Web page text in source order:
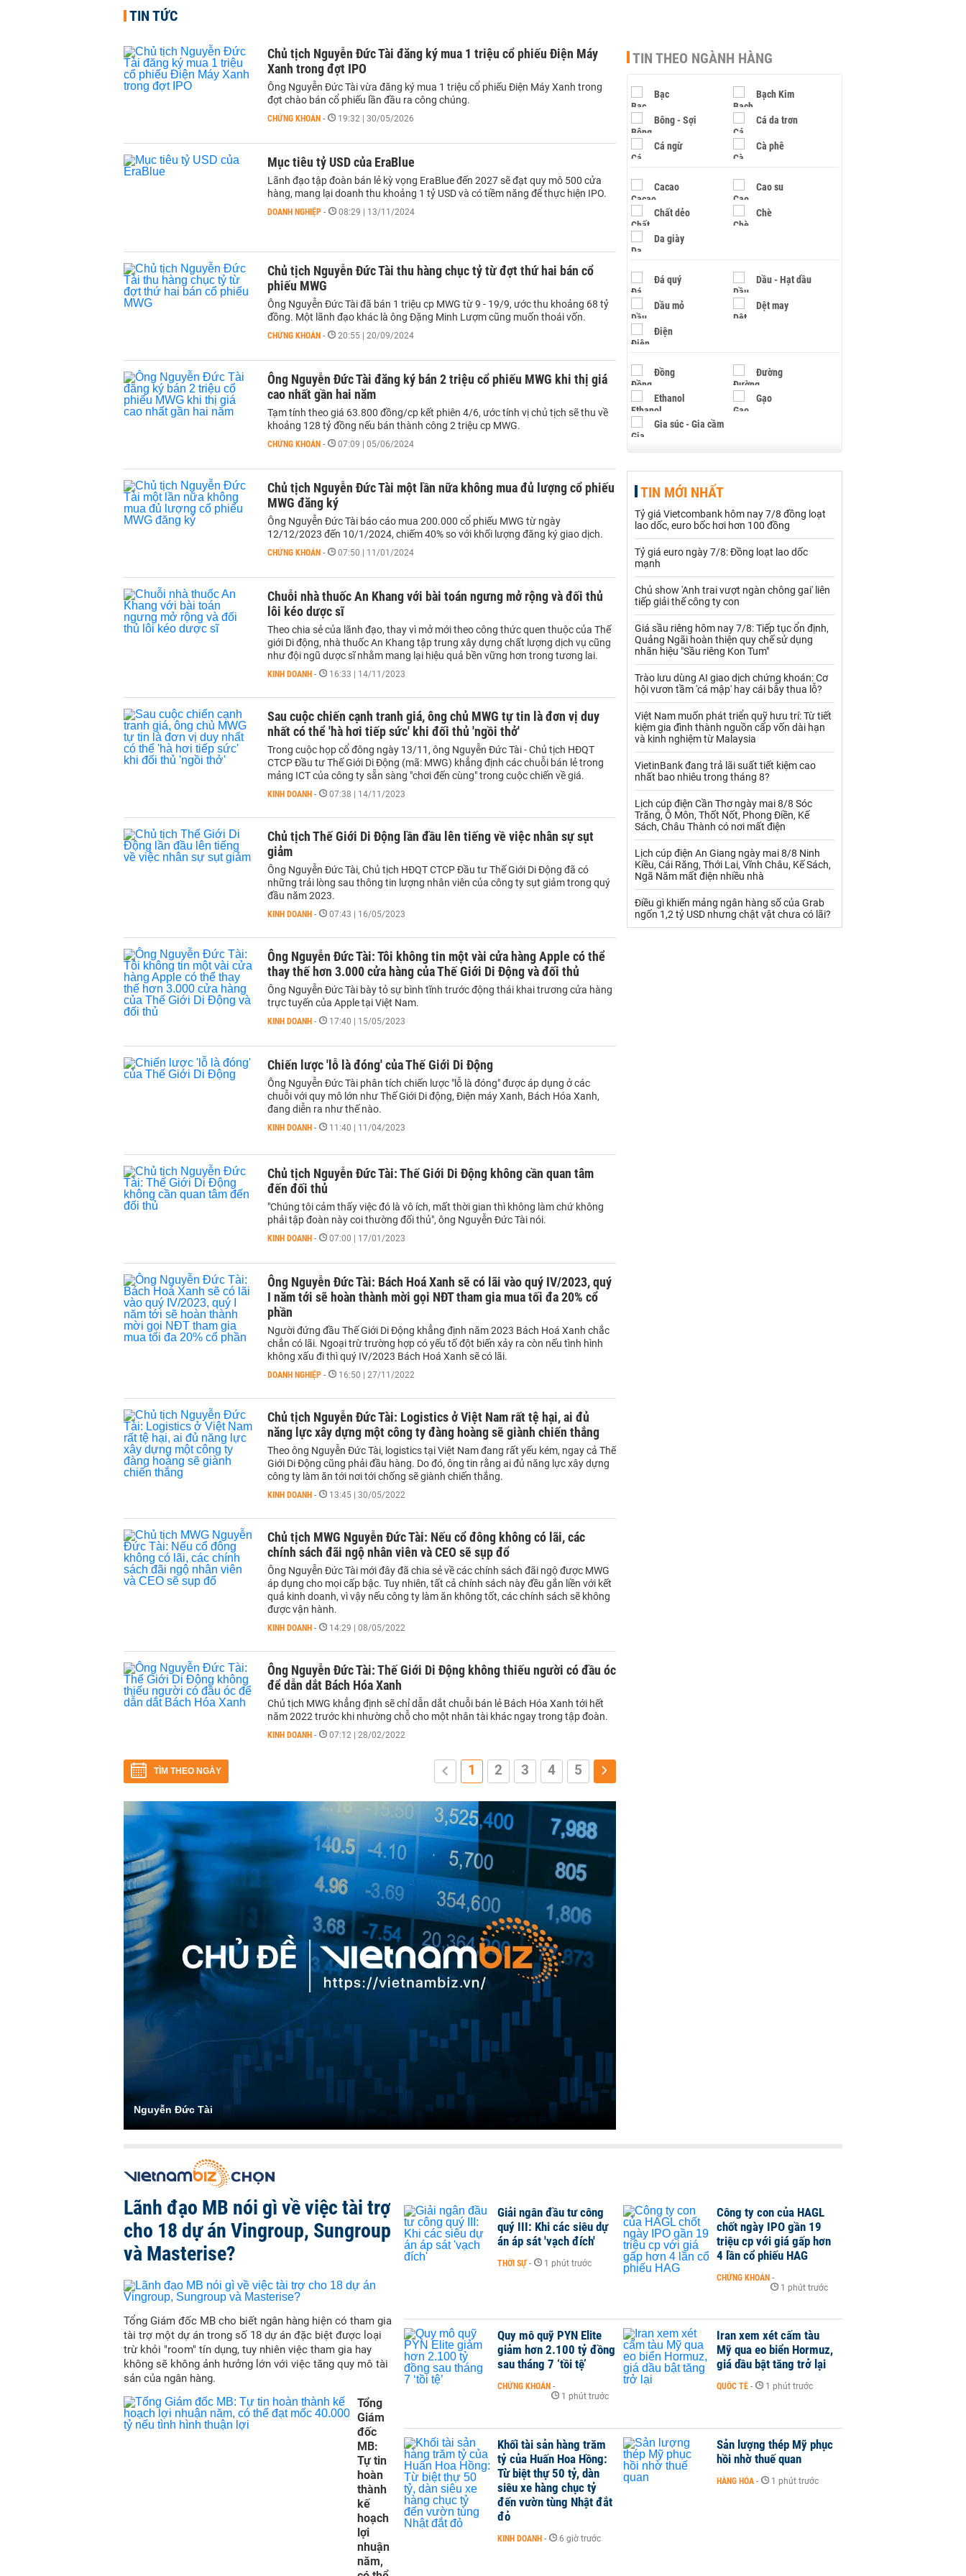
TIN TỨC
Chủ tịch Nguyễn Đức Tài đăng ký mua 1 triệu cổ phiếu Điện Máy
Xanh trong đợt IPO
Ông Nguyễn Đức Tài vừa đăng ký mua 1 triệu cổ phiếu Điện Máy Xanh trong
đợt chào bán cổ phiếu lần đầu ra công chúng.
CHỨNG KHOÁN - 19:32 | 30/05/2026
Mục tiêu tỷ USD của EraBlue
Lãnh đạo tập đoàn bán lẻ kỳ vọng EraBlue đến 2027 sẽ đạt quy mô 500 cửa
hàng, mang lại doanh thu khoảng 1 tỷ USD và có tiềm năng để thực hiện IPO.
DOANH NGHIỆP - 08:29 | 13/11/2024
Chủ tịch Nguyễn Đức Tài thu hàng chục tỷ từ đợt thứ hai bán cổ
phiếu MWG
Ông Nguyễn Đức Tài đã bán 1 triệu cp MWG từ 9 - 19/9, ước thu khoảng 68 tỷ
đồng. Một lãnh đạo khác là ông Đặng Minh Lượm cũng muốn thoái vốn.
CHỨNG KHOÁN - 20:55 | 20/09/2024
Ông Nguyễn Đức Tài đăng ký bán 2 triệu cổ phiếu MWG khi thị giá
cao nhất gần hai năm
Tạm tính theo giá 63.800 đồng/cp kết phiên 4/6, ước tính vị chủ tịch sẽ thu về
khoảng 128 tỷ đồng nếu bán thành công 2 triệu cp MWG.
CHỨNG KHOÁN - 07:09 | 05/06/2024
Chủ tịch Nguyễn Đức Tài một lần nữa không mua đủ lượng cổ phiếu
MWG đăng ký
Ông Nguyễn Đức Tài báo cáo mua 200.000 cổ phiếu MWG từ ngày
12/12/2023 đến 10/1/2024, chiếm 40% so với khối lượng đăng ký giao dịch.
CHỨNG KHOÁN - 07:50 | 11/01/2024
Chuỗi nhà thuốc An Khang với bài toán ngưng mở rộng và đối thủ
lôi kéo dược sĩ
Theo chia sẻ của lãnh đạo, thay vì mở mới theo công thức quen thuộc của Thế
giới Di động, nhà thuốc An Khang tập trung xây dựng chất lượng dịch vụ cũng
như đội ngũ dược sĩ nhằm mang lại hiệu quả bền vững hơn trong tương lai.
KINH DOANH - 16:33 | 14/11/2023
Sau cuộc chiến cạnh tranh giá, ông chủ MWG tự tin là đơn vị duy
nhất có thể 'hà hơi tiếp sức' khi đối thủ 'ngồi thở'
Trong cuộc họp cổ đông ngày 13/11, ông Nguyễn Đức Tài - Chủ tịch HĐQT
CTCP Đầu tư Thế Giới Di Động (mã: MWG) khẳng định các chuỗi bán lẻ trong
mảng ICT của công ty sẵn sàng "chơi đến cùng" trong cuộc chiến về giá.
KINH DOANH - 07:38 | 14/11/2023
Chủ tịch Thế Giới Di Động lần đầu lên tiếng về việc nhân sự sụt
giảm
Ông Nguyễn Đức Tài, Chủ tịch HĐQT CTCP Đầu tư Thế Giới Di Động đã có
những trải lòng sau thông tin lượng nhân viên của công ty sụt giảm trong quý
đầu năm 2023.
KINH DOANH - 07:43 | 16/05/2023
Ông Nguyễn Đức Tài: Tôi không tin một vài cửa hàng Apple có thể
thay thế hơn 3.000 cửa hàng của Thế Giới Di Động và đối thủ
Ông Nguyễn Đức Tài bày tỏ sự bình tĩnh trước động thái khai trương cửa hàng
trực tuyến của Apple tại Việt Nam.
KINH DOANH - 17:40 | 15/05/2023
Chiến lược 'lỗ là đóng' của Thế Giới Di Động
Ông Nguyễn Đức Tài phân tích chiến lược "lỗ là đóng" được áp dụng ở các
chuỗi với quy mô lớn như Thế Giới Di động, Điện máy Xanh, Bách Hóa Xanh,
đang diễn ra như thế nào.
KINH DOANH - 11:40 | 11/04/2023
Chủ tịch Nguyễn Đức Tài: Thế Giới Di Động không cần quan tâm
đến đối thủ
"Chúng tôi cảm thấy việc đó là vô ích, mất thời gian thì không làm chứ không
phải tập đoàn này coi thường đối thủ", ông Nguyễn Đức Tài nói.
KINH DOANH - 07:00 | 17/01/2023
Ông Nguyễn Đức Tài: Bách Hoá Xanh sẽ có lãi vào quý IV/2023, quý
I năm tới sẽ hoàn thành mời gọi NĐT tham gia mua tối đa 20% cổ
phần
Người đứng đầu Thế Giới Di Động khẳng định năm 2023 Bách Hoá Xanh chắc
chắn có lãi. Ngoại trừ trường hợp có yếu tố đột biến xảy ra còn nếu tình hình
không xấu đi thì quý IV/2023 Bách Hoá Xanh sẽ có lãi.
DOANH NGHIỆP - 16:50 | 27/11/2022
Chủ tịch Nguyễn Đức Tài: Logistics ở Việt Nam rất tệ hại, ai đủ
năng lực xây dựng một công ty đàng hoàng sẽ giành chiến thắng
Theo ông Nguyễn Đức Tài, logistics tại Việt Nam đang rất yếu kém, ngay cả Thế
Giới Di Động cũng phải đầu hàng. Do đó, ông tin rằng ai đủ năng lực xây dựng
công ty làm ăn tới nơi tới chống sẽ giành chiến thắng.
KINH DOANH - 13:45 | 30/05/2022
Chủ tịch MWG Nguyễn Đức Tài: Nếu cổ đông không có lãi, các
chính sách đãi ngộ nhân viên và CEO sẽ sụp đổ
Ông Nguyễn Đức Tài mới đây đã chia sẻ về các chính sách đãi ngộ được MWG
áp dụng cho mọi cấp bậc. Tuy nhiên, tất cả chính sách này đều gắn liền với kết
quả kinh doanh, vì vậy nếu công ty làm ăn không tốt, các chính sách sẽ không
được vận hành.
KINH DOANH - 14:29 | 08/05/2022
Ông Nguyễn Đức Tài: Thế Giới Di Động không thiếu người có đầu óc
để dẫn dắt Bách Hóa Xanh
Chủ tịch MWG khẳng định sẽ chỉ dẫn dắt chuỗi bán lẻ Bách Hóa Xanh tới hết
năm 2022 trước khi nhường chỗ cho một nhân tài khác ngay trong tập đoàn.
KINH DOANH - 07:12 | 28/02/2022
TÌM THEO NGÀY 1 2 3 4 5
Nguyễn Đức Tài
TIN THEO NGÀNH HÀNG
Bạc Bạch Kim
Bông - Sợi Cá da trơn
Cá ngừ Cà phê
Cacao Cao su
Chất dẻo Chè
Da giày
Đá quý Dầu - Hạt dầu
Dầu mỏ Dệt may
Điện
Đồng Đường
Ethanol Gạo
Gia súc - Gia cầm
Hạt điều
Khí đốt
Kim loại khác Mắc ca
Muối Ngũ cốc
Nhựa - Hạt nhựa
Palladium Phân bón
Rau - Củ -Quả Sắt thép
Sữa
Than
Thủy hải sản khác Tôm
Xăng dầu
Xi măng - Clynker
TIN MỚI NHẤT
Tỷ giá Vietcombank hôm nay 7/8 đồng loạt
lao dốc, euro bốc hơi hơn 100 đồng
Tỷ giá euro ngày 7/8: Đồng loạt lao dốc
mạnh
Chủ show 'Anh trai vượt ngàn chông gai' liên
tiếp giải thế công ty con
Giá sầu riêng hôm nay 7/8: Tiếp tục ổn định,
Quảng Ngãi hoàn thiện quy chế sử dụng
nhãn hiệu "Sầu riêng Kon Tum"
Trào lưu dùng AI giao dịch chứng khoán: Cơ
hội vươn tầm 'cá mập' hay cái bẫy thua lỗ?
Việt Nam muốn phát triển quỹ hưu trí: Từ tiết
kiệm gia đình thành nguồn cấp vốn dài hạn
và kinh nghiệm từ Malaysia
VietinBank đang trả lãi suất tiết kiệm cao
nhất bao nhiêu trong tháng 8?
Lịch cúp điện Cần Thơ ngày mai 8/8 Sóc
Trăng, Ô Môn, Thốt Nốt, Phong Điền, Kế
Sách, Châu Thành có nơi mất điện
Lịch cúp điện An Giang ngày mai 8/8 Ninh
Kiều, Cái Răng, Thới Lai, Vĩnh Châu, Kế Sách,
Ngã Năm mất điện nhiều nhà
Điều gì khiến mảng ngân hàng số của Grab
ngốn 1,2 tỷ USD nhưng chật vật chưa có lãi?
Lãnh đạo MB nói gì về việc tài trợ
cho 18 dự án Vingroup, Sungroup
và Masterise?
Tổng Giám đốc MB cho biết ngân hàng hiện có tham gia
tài trợ một dự án trong số 18 dự án đặc biệt được loại
trừ khỏi "room" tín dụng, tuy nhiên việc tham gia hay
không sẽ không ảnh hưởng lớn với việc tăng quy mô tài
sản của ngân hàng.
Tổng
Giám
đốc
MB:
Tự tin
hoàn
thành
kế
hoạch
lợi
nhuận
năm,
Giải ngân đầu tư công
quý III: Khi các siêu dự
án áp sát 'vạch đích'
THỜI SỰ - 1 phút trước
Công ty con của HAGL
chốt ngày IPO gần 19
triệu cp với giá gấp hơn
4 lần cổ phiếu HAG
CHỨNG KHOÁN -
1 phút trước
Quy mô quỹ PYN Elite
giảm hơn 2.100 tỷ đồng
sau tháng 7 ‘tồi tệ’
CHỨNG KHOÁN -
1 phút trước
Iran xem xét cấm tàu
Mỹ qua eo biển Hormuz,
giá dầu bật tăng trở lại
QUỐC TẾ - 1 phút trước
Khối tài sản hàng trăm
tỷ của Huấn Hoa Hồng:
Từ biệt thự 50 tỷ, dàn
siêu xe hàng chục tỷ
đến vườn tùng Nhật đắt
đỏ
KINH DOANH - 6 giờ trước
Sản lượng thép Mỹ phục
hồi nhờ thuế quan
HÀNG HÓA - 1 phút trước